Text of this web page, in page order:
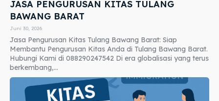
JASA PENGURUSAN KITAS TULANG
BAWANG BARAT
Juni 30, 2026
Jasa Pengurusan Kitas Tulang Bawang Barat: Siap
Membantu Pengurusan Kitas Anda di Tulang Bawang Barat.
Hubungi Kami di 088290247542 Di era globalisasi yang terus
berkembang,...